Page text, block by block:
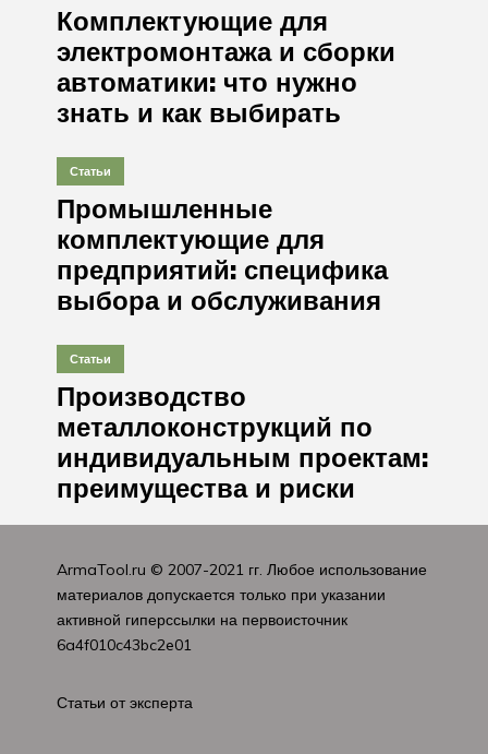
Комплектующие для
электромонтажа и сборки
автоматики: что нужно
знать и как выбирать
Статьи
Промышленные
комплектующие для
предприятий: специфика
выбора и обслуживания
Статьи
Производство
металлоконструкций по
индивидуальным проектам:
преимущества и риски
ArmaTool.ru © 2007-2021 гг. Любое использование
материалов допускается только при указании
активной гиперссылки на первоисточник
6a4f010c43bc2e01
Статьи от эксперта